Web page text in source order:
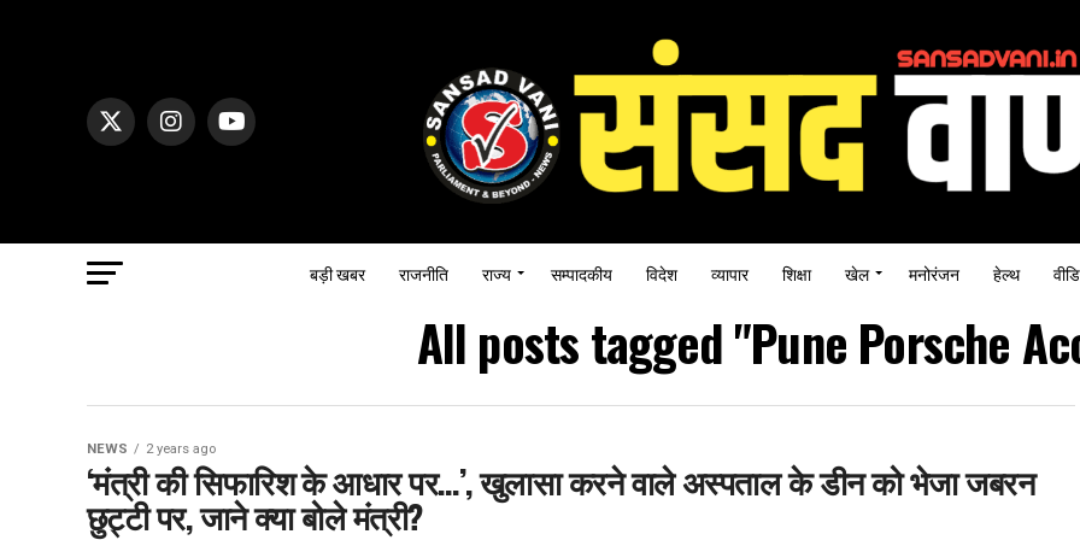
बड़ी खबर राजनीति राज्य सम्पादकीय विदेश व्यापार शिक्षा खेल मनोरंजन हेल्थ
All posts tagged "Pune Porsche
NEWS 2 years ago
‘मंत्री की सिफारिश के आधार पर…’, खुलासा करने वाले अस्पताल के डीन को भेजा जबरन
छुट्टी पर, जाने क्या बोले मंत्री?